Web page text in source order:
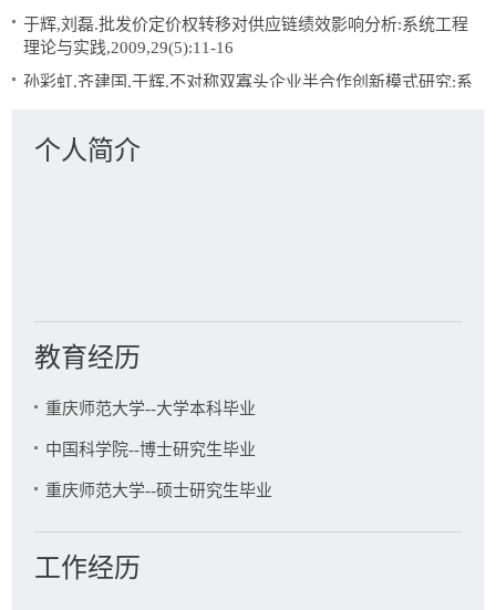
于辉,刘磊.批发价定价权转移对供应链绩效影响分析:系统工程
理论与实践,2009,29(5):11-16
孙彩虹,齐建国,于辉.不对称双寡头企业半合作创新模式研究:系
于辉,孙彩虹,陈剑.Simulating the supply disruption for the
coordinated supply chain:JOURNAL OF SYSTEMS SCIENCE
于辉,陈剑.需求依赖于价格的供应链应对突发事件:系统工程理
论与实践,2007,27(3):36-41
践,2007(08):--
Hou,于辉,Chen.On system of generalized vector variational
inequalities:journal of global optimization,2008(4):739-749
于辉,陈剑,于刚.批发价契约下的供应链应对突发事件:系统工程
践,2005(9):--
个人简介
教育经历
重庆师范大学--大学本科毕业
中国科学院--博士研究生毕业
重庆师范大学--硕士研究生毕业
工作经历